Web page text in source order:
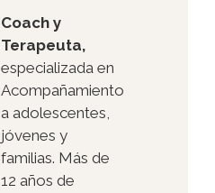
Coach y
Terapeuta,
especializada en
Acompañamiento
a adolescentes,
jóvenes y
familias. Más de
12 años de